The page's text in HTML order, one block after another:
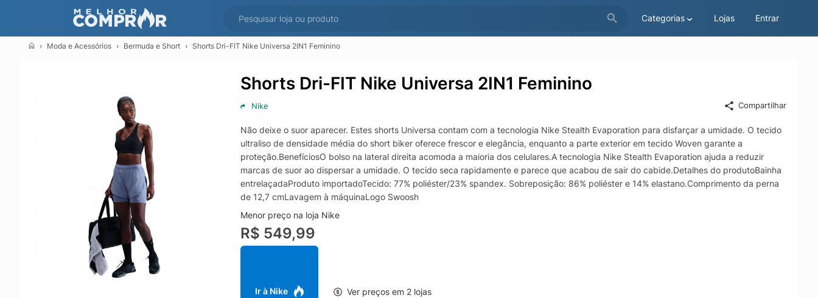
Categorias Lojas Entrar
Moda e Acessórios Bermuda e Short Shorts Dri-FIT Nike Universa 2IN1 Feminino
Shorts Dri-FIT Nike Universa 2IN1 Feminino
Nike Compartilhar
Não deixe o suor aparecer. Estes shorts Universa contam com a tecnologia Nike Stealth Evaporation para disfarçar a umidade. O tecido
ultraliso de densidade média do short biker oferece frescor e elegância, enquanto a parte exterior em tecido Woven garante a
proteção.BenefíciosO bolso na lateral direita acomoda a maioria dos celulares.A tecnologia Nike Stealth Evaporation ajuda a reduzir
marcas de suor ao dispersar a umidade. O tecido seca rapidamente e parece que acabou de sair do cabide.Detalhes do produtoBainha
entrelaçadaProduto importadoTecido: 77% poliéster/23% spandex. Sobreposição: 86% poliéster e 14% elastano.Comprimento da perna
de 12,7 cmLavagem à máquinaLogo Swoosh
Menor preço na loja Nike
R$ 549,99
Ir à Nike Ver preços em 2 lojas